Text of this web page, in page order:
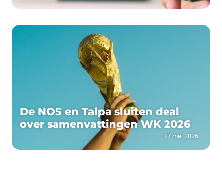
De NOS en Talpa sluiten deal
over samenvattingen WK 2026
27 mei 2026